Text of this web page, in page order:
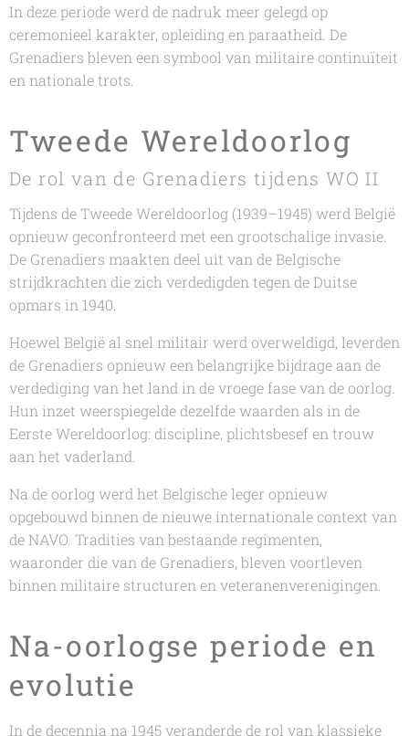
In deze periode werd de nadruk meer gelegd op
ceremonieel karakter, opleiding en paraatheid. De
Grenadiers bleven een symbool van militaire continuïteit
en nationale trots.
Tweede Wereldoorlog
De rol van de Grenadiers tijdens WO II
Tijdens de Tweede Wereldoorlog (1939–1945) werd België
opnieuw geconfronteerd met een grootschalige invasie.
De Grenadiers maakten deel uit van de Belgische
strijdkrachten die zich verdedigden tegen de Duitse
opmars in 1940.
Hoewel België al snel militair werd overweldigd, leverden
de Grenadiers opnieuw een belangrijke bijdrage aan de
verdediging van het land in de vroege fase van de oorlog.
Hun inzet weerspiegelde dezelfde waarden als in de
Eerste Wereldoorlog: discipline, plichtsbesef en trouw
aan het vaderland.
Na de oorlog werd het Belgische leger opnieuw
opgebouwd binnen de nieuwe internationale context van
de NAVO. Tradities van bestaande regimenten,
waaronder die van de Grenadiers, bleven voortleven
binnen militaire structuren en veteranenverenigingen.
Na-oorlogse periode en
evolutie
In de decennia na 1945 veranderde de rol van klassieke